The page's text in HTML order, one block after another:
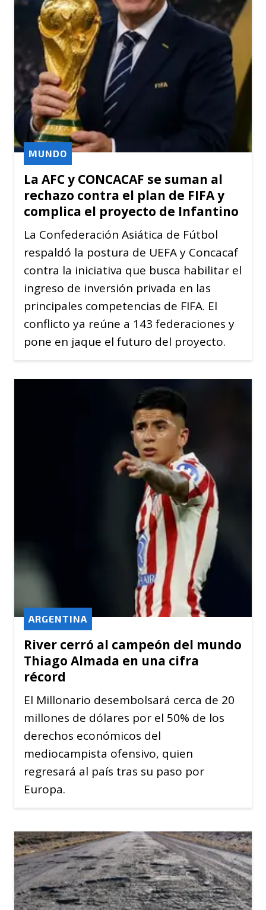
La AFC y CONCACAF se suman al
rechazo contra el plan de FIFA y
complica el proyecto de Infantino
MUNDO
La Confederación Asiática de Fútbol
respaldó la postura de UEFA y Concacaf
contra la iniciativa que busca habilitar el
ingreso de inversión privada en las
principales competencias de FIFA. El
conflicto ya reúne a 143 federaciones y
pone en jaque el futuro del proyecto.
River cerró al campeón del mundo
Thiago Almada en una cifra
récord
ARGENTINA
El Millonario desembolsará cerca de 20
millones de dólares por el 50% de los
derechos económicos del
mediocampista ofensivo, quien
regresará al país tras su paso por
Europa.